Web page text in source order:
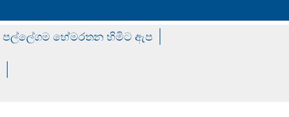
පල්ලේගම හේමරතන හිමිට ඇප